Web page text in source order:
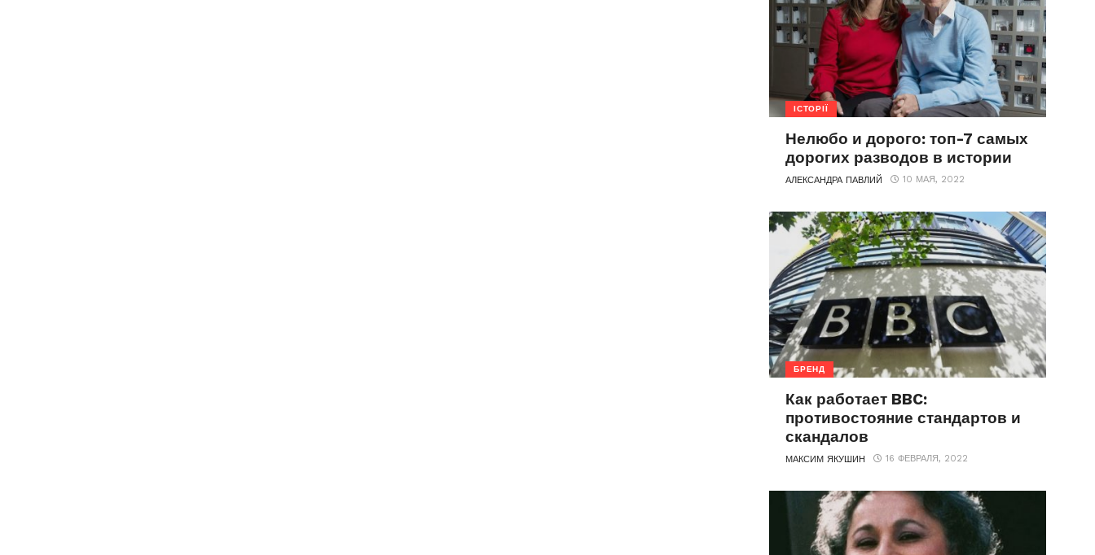
ІСТОРІЇ
Нелюбо и дорого: топ-7 самых
дорогих разводов в истории
АЛЕКСАНДРА ПАВЛИЙ 10 МАЯ, 2022
БРЕНД
Как работает BBC:
противостояние стандартов и
скандалов
МАКСИМ ЯКУШИН 16 ФЕВРАЛЯ, 2022